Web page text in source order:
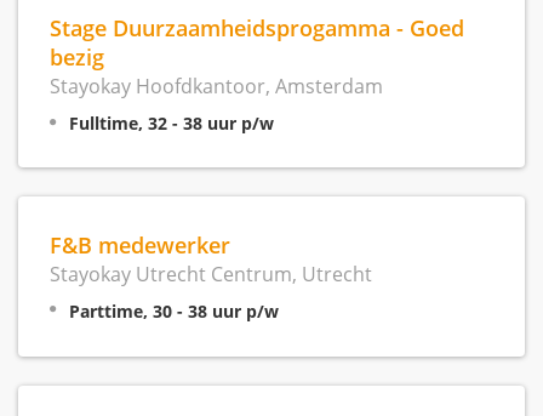
Stage Duurzaamheidsprogamma - Goed
bezig
Stayokay Hoofdkantoor, Amsterdam
Fulltime, 32 - 38 uur p/w
F&B medewerker
Stayokay Utrecht Centrum, Utrecht
Parttime, 30 - 38 uur p/w